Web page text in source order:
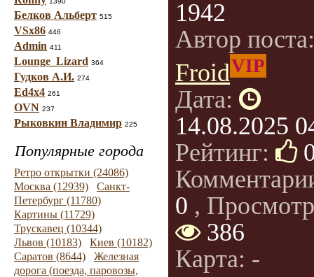
Белков Альберт 515
VSx86 446
Admin 411
Lounge_Lizard 364
Гудков А.И. 274
Ed4x4 261
OVN 237
Рыковкин Владимир 225
Популярные города
Ретро открытки (24086)
Москва (12939)
Санкт-
Петербург (11780)
Картины (11729)
Трускавец (10344)
Львов (10183)
Киев (10182)
Саратов (8644)
Железная
дорога (поезда, паровозы,
1942
Автор
FroidVIP
Дата:
14.08.2025
Рейтинг:
0 ,
386
Карта: -